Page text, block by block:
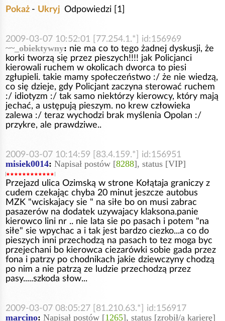
Pokaż - Ukryj Odpowiedzi [1]
2009-03-07 10:52:01 [77.254.1.*] id:156969
~~_obiektywny: nie ma co to tego żadnej dyskusji, że
korki tworzą się przez pieszych!!!! jak Policjanci
kierowali ruchem w okolicach dworca to piesi
zgłupieli. takie mamy społeczeństwo :/ że nie wiedzą,
co się dzieje, gdy Policjant zaczyna sterować ruchem
:/ idiotyzm :/ tak samo niektórzy kierowcy, który mają
jechać, a ustępują pieszym. no krew człowieka
zalewa :/ teraz wychodzi brak myślenia Opolan :/
przykre, ale prawdziwe..
2009-03-07 10:14:59 [83.4.159.*] id:156951
misiek0014: Napisał postów [8288], status [VIP]
Przejazd ulica Ozimską w strone Kołątaja graniczy z
cudem czekając chyba 20 minut jeszcze autobus
MZK "wciskajacy sie " na siłe bo on musi zabrac
pasazerów na dodatek uzywajacy klaksona.panie
kierowco lini nr .. nie lata sie po pasach i potem "na
siłe" sie wpychac a i tak jest bardzo ciezko...a co do
pieszych inni przechodzą na pasach to tez moga byc
przejechani bo kierowca ciezarówki sobie gada przez
fona i patrzy po chodnikach jakie dziewczyny chodzą
po nim a nie patrzą ze ludzie przechodzą przez
pasy.....szkoda słow...
2009-03-07 08:05:27 [81.210.63.*] id:156917
marcino: Napisał postów [1265], status [zrobił/a karierę]